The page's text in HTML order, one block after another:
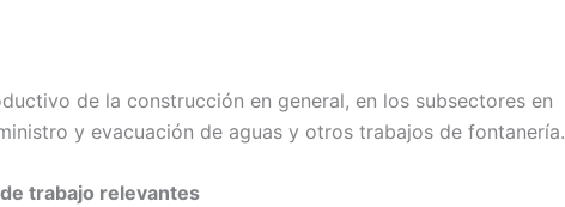
de la construcción en general, en los subsectores en
y evacuación de aguas y otros trabajos de fontanería.
trabajo relevantes